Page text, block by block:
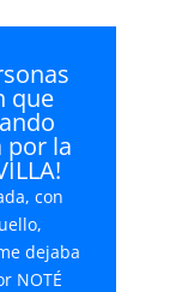
que
por la
con
dejaba
NOTÉ